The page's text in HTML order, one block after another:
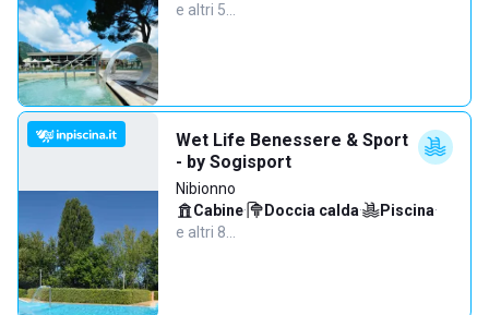
e altri 5…
Wet Life Benessere & Sport
- by Sogisport
Nibionno
Cabine· Doccia calda· Piscina·
e altri 8…